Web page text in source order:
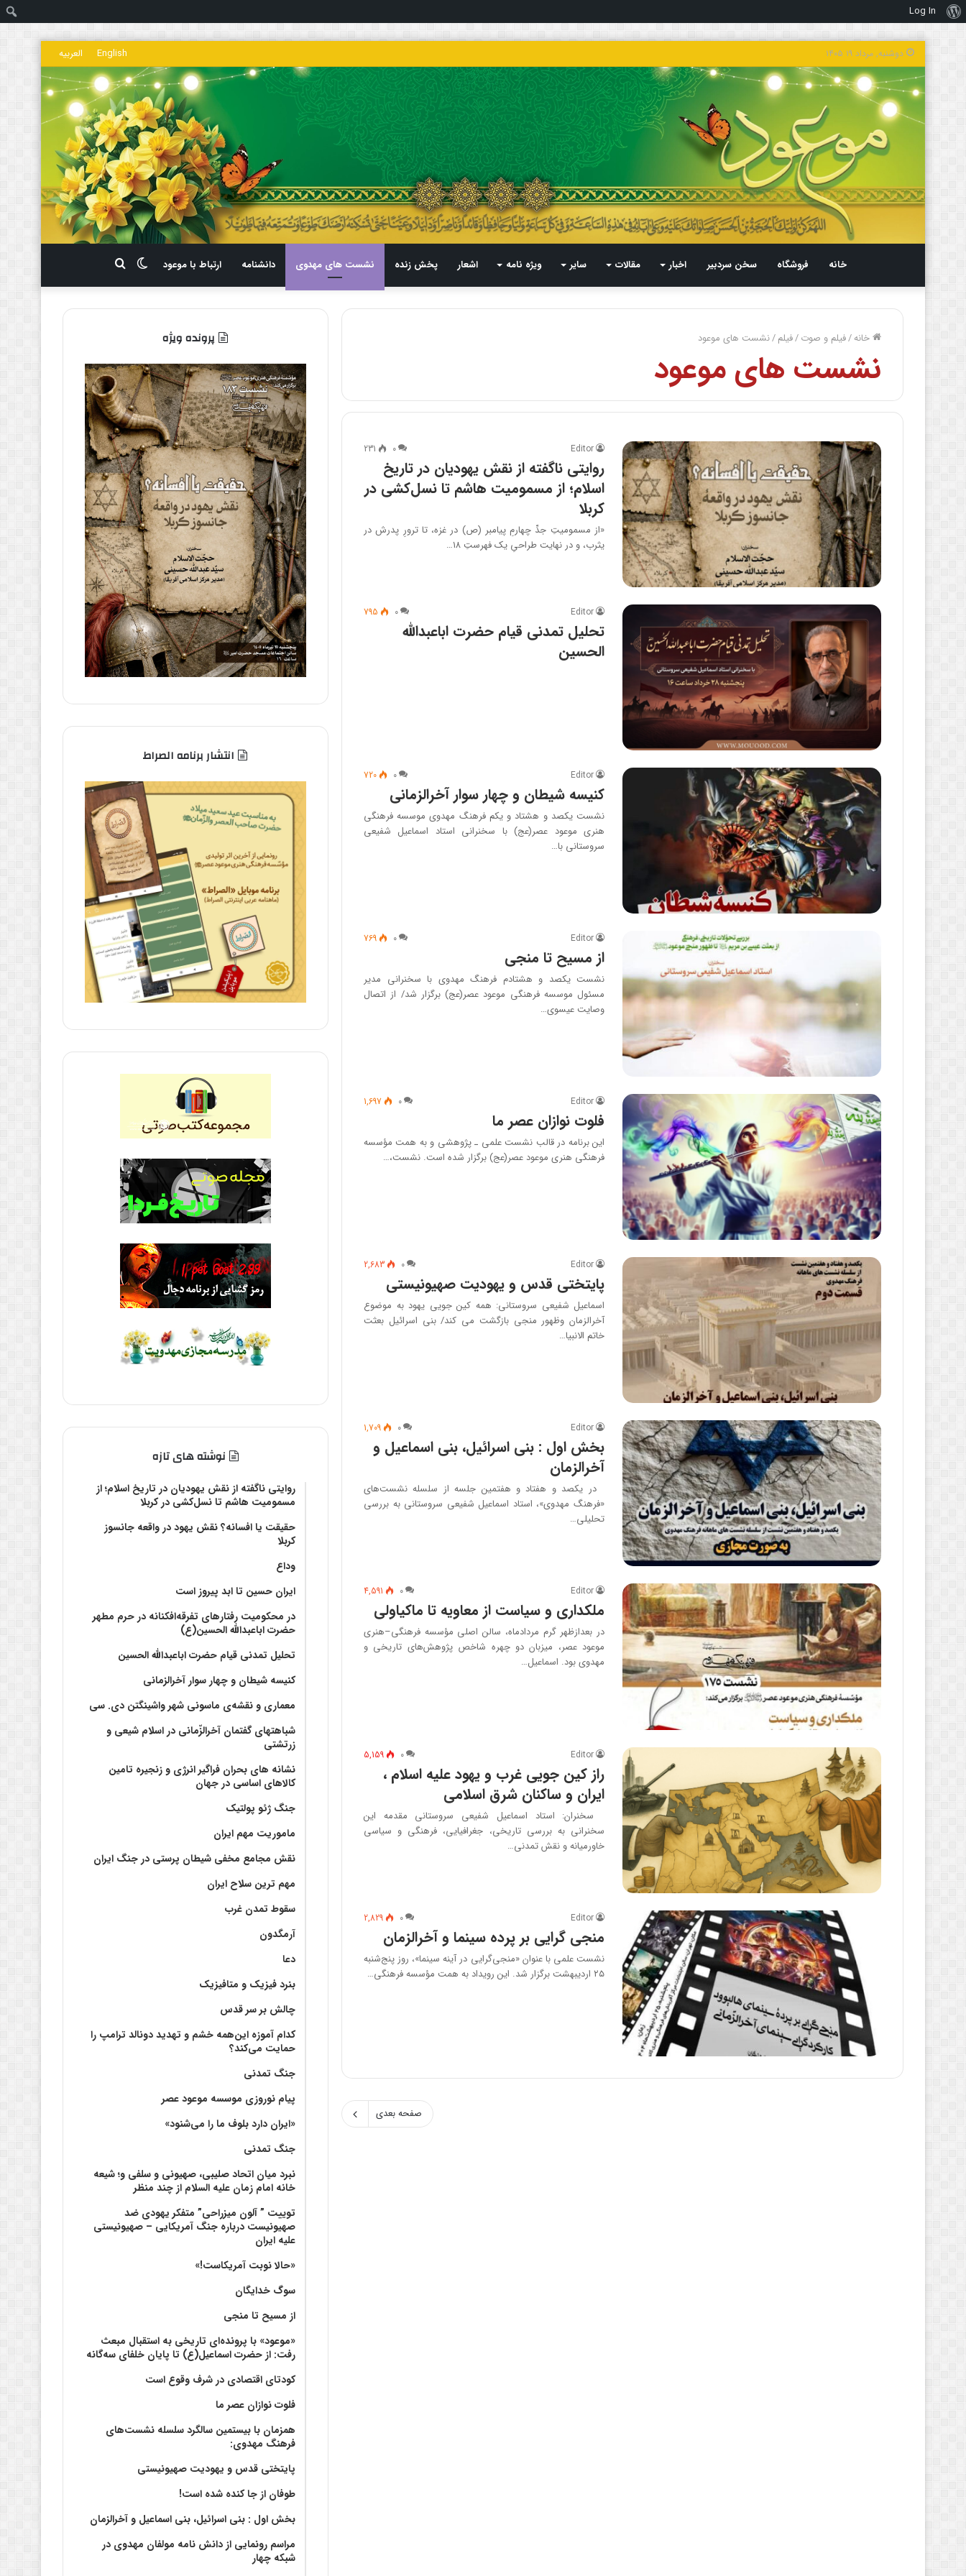
درباره
وردپرس
Log In
دوشنبه, مرداد ۱۹ ۱۴۰۵ English العربیه
خانه فروشگاه سخن سردبیر اخبار مقالات سایر ویژه نامه اشعار پخش زنده نشست های مهدوی دانشنامه ارتباط با موعود
برای
تغییر
پوسته
خانه/فیلم و صوت/فیلم/نشست های موعود
نشست های موعود
Editor ۰ 231
روایتی ناگفته از نقش یهودیان در تاریخ
اسلام؛ از مسمومیت هاشم تا نسل‌کشی در
کربلا
«از مسمومیتِ جدِّ چهارمِ پیامبر (ص) در غزه، تا ترورِ پدرش در
یثرب، و در نهایت طراحیِ یک فهرستِ ۱۸…
Editor ۰ 795
تحلیل تمدنی قیام حضرت اباعبدالله
الحسین
Editor ۰ 720
کنیسه شیطان و چهار سوار آخرالزمانی
نشست یکصد و هشتاد و یکم فرهنگ مهدوی موسسه فرهنگی
هنری موعود عصر(عج) با سخنرانی استاد اسماعیل شفیعی
سروستانی با…
Editor ۰ 769
از مسیح تا منجی
نشست یکصد و هشتادم فرهنگ مهدوی با سخنرانی مدیر
مسئول موسسه فرهنگی موعود عصر(عج) برگزار شد/ از اتصال
وصایت عیسوی…
Editor ۰ 1,697
فلوت نوازان عصر ما
این برنامه در قالب نشست علمی ـ پژوهشی و به همت مؤسسه
فرهنگی هنری موعود عصر(عج) برگزار شده است. نشست،…
Editor ۰ 2,683
پایتختی قدس و یهودیت صهیونیستی
اسماعیل شفیعی سروستانی: همه کین جویی یهود به موضوع
آخرالزمان وظهور منجی بازگشت می کند/ بنی اسرائیل بعثت
خاتم الانبیا…
Editor ۰ 1,709
بخش اول : بنی اسرائیل، بنی اسماعیل و
آخرالزمان
در یکصد و هفتاد و هفتمین جلسه از سلسله نشست‌های
«فرهنگ مهدوی»، استاد اسماعیل شفیعی سروستانی به بررسی
تحلیلی…
Editor ۰ 4,591
ملکداری و سیاست از معاویه تا ماکیاولی
در بعدازظهر گرم مردادماه، سالن اصلی مؤسسه فرهنگی–هنری
موعود عصر، میزبان دو چهره شاخص پژوهش‌های تاریخی و
مهدوی بود. اسماعیل…
Editor ۰ 5,159
راز کین جویی غرب و یهود علیه اسلام ،
ایران و ساکنان شرق اسلامی
سخنران: استاد اسماعیل شفیعی سروستانی مقدمه این
سخنرانی به بررسی تاریخی، جغرافیایی، فرهنگی و سیاسی
خاورمیانه و نقش تمدنی…
Editor ۰ 2,829
منجی گرایی بر پرده سینما و آخرالزمان
نشست علمی با عنوان «منجی‌گرایی در آینه سینما»، روز پنج‌شنبه
۲۵ اردیبهشت برگزار شد. این رویداد به همت مؤسسه فرهنگی…
صفحه بعدی
پرونده ویژه
انتشار برنامه الصراط
نوشته های تازه
روایتی ناگفته از نقش یهودیان در تاریخ اسلام؛ از
مسمومیت هاشم تا نسل‌کشی در کربلا
حقیقت یا افسانه؟‌ نقش یهود در واقعه جانسوز
کربلا
وداع
ایران حسین تا ابد پیروز است
در محکومیت رفتارهای تفرقه‌افکنانه در حرم مطهر
حضرت اباعبدالله الحسین(ع)
تحلیل تمدنی قیام حضرت اباعبدالله الحسین
کنیسه شیطان و چهار سوار آخرالزمانی
معماری و نقشه‌ی ماسونی شهر واشينگتن دی. سی
شباهتهای گفتمان آخر‌الزّمانی در اسلام شیعی و
زرتشتی
نشانه های بحران فراگیر انرژی و زنجیره تامین
کالاهای اساسی در جهان
جنگ ژئو پولتیک
ماموریت مهم ایران
نقش مجامع مخفی شیطان پرستی در جنگ ایران
مهم ترین سلاح ایران
سقوط تمدن غرب
آرمگدون
دعا
بنرد فیزیک و متافیزیک
چالش بر سر قدس
کدام آموزه این‌همه خشم و تهدید دونالد ترامپ را
حمایت می‌کند؟
جنگ تمدنی
پیام نوروزی موسسه موعود عصر
«ایران دارد بلوف ما را می‌شنود»
جنگ تمدنی
نبرد میان اتحاد صلیبی، صهیونی و سلفی و؛ شیعه
خانه امام زمان علیه السلام از چند منظر
توییت ” آلون میزراحی” متفکر یهودی ضد
صهیونیست درباره جنگ آمریکایی – صهیونیستی
علیه ایران
«حالا نوبت آمریکاست!»
سوگ خدایگان
از مسیح تا منجی
«موعود» با پرونده‌ای تاریخی به استقبال مبعث
رفت: از حضرت اسماعیل(ع) تا پایان خلفای سه‌گانه
کودتای اقتصادی در شرف وقوع است
فلوت نوازان عصر ما
همزمان با بیستمین سالگرد سلسله نشست‌های
فرهنگ مهدوی:‌
پایتختی قدس و یهودیت صهیونیستی
طوفان از جا کنده شده است!
بخش اول : بنی اسرائیل، بنی اسماعیل و آخرالزمان
مراسم رونمایی از دانش نامه مولفان مهدوی در
شبکه چهار